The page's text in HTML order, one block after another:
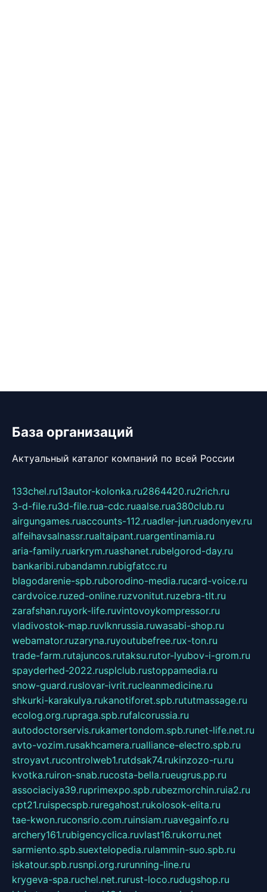
База организаций
Актуальный каталог компаний по всей России
133chel.ru13autor-kolonka.ru2864420.ru2rich.ru
3-d-file.ru3d-file.rua-cdc.ruaalse.rua380club.ru
airgungames.ruaccounts-112.ruadler-jun.ruadonyev.ru
alfeihavsalnassr.rualtaipant.ruargentinamia.ru
aria-family.ruarkrym.ruashanet.rubelgorod-day.ru
bankaribi.rubandamn.rubigfatcc.ru
blagodarenie-spb.ruborodino-media.rucard-voice.ru
cardvoice.ruzed-online.ruzvonitut.ruzebra-tlt.ru
zarafshan.ruyork-life.ruvintovoykompressor.ru
vladivostok-map.ruvlknrussia.ruwasabi-shop.ru
webamator.ruzaryna.ruyoutubefree.rux-ton.ru
trade-farm.rutajuncos.rutaksu.rutor-lyubov-i-grom.ru
spayderhed-2022.rusplclub.rustoppamedia.ru
snow-guard.ruslovar-ivrit.rucleanmedicine.ru
shkurki-karakulya.rukanotiforet.spb.rututmassage.ru
ecolog.org.rupraga.spb.rufalcorussia.ru
autodoctorservis.rukamertondom.spb.runet-life.net.ru
avto-vozim.rusakhcamera.rualliance-electro.spb.ru
stroyavt.rucontrolweb1.rutdsak74.rukinzozo-ru.ru
kvotka.ruiron-snab.rucosta-bella.rueugrus.pp.ru
associaciya39.ruprimexpo.spb.rubezmorchin.ruia2.ru
cpt21.ruispecspb.ruregahost.rukolosok-elita.ru
tae-kwon.ruconsrio.com.ruinsiam.ruavegainfo.ru
archery161.rubigencyclica.ruvlast16.rukorru.net
sarmiento.spb.suextelopedia.rulammin-suo.spb.ru
iskatour.spb.rusnpi.org.rurunning-line.ru
krygeva-spa.ruchel.net.rurust-loco.rudugshop.ru